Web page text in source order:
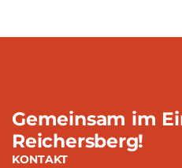
Gemeinsam im
Reichersberg!
KONTAKT